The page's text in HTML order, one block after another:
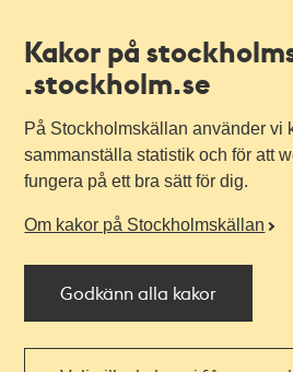
Kakor på
.stockholm.se
På Stockholmskällan använder vi
sammanställa statistik och för att
fungera på ett bra sätt för dig.
Om kakor på Stockholmskällan
Godkänn alla kakor